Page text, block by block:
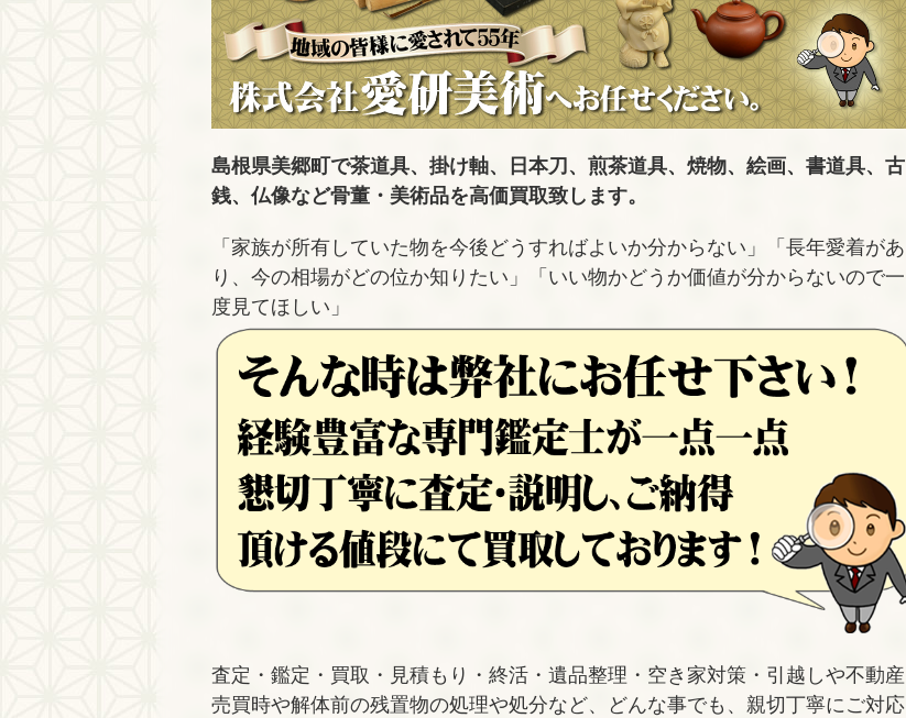
島根県美郷町で茶道具、掛け軸、日本刀、煎茶道具、焼物、絵画、書道具、古
銭、仏像など骨董・美術品を高価買取致します。
「家族が所有していた物を今後どうすればよいか分からない」「長年愛着があ
り、今の相場がどの位か知りたい」「いい物かどうか価値が分からないので一
度見てほしい」
査定・鑑定・買取・見積もり・終活・遺品整理・空き家対策・引越しや不動産
売買時や解体前の残置物の処理や処分など、どんな事でも、親切丁寧にご対応